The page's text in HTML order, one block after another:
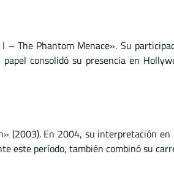
– The Phantom Menace». Su
consolidó su presencia en
(2003). En 2004, su interpretación
este período, también combinó su